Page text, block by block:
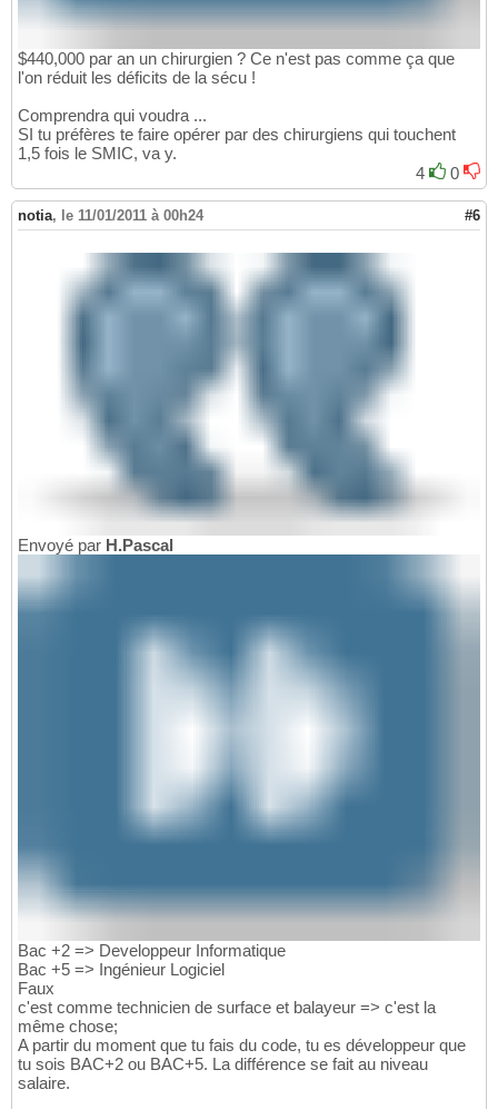
$440,000 par an un chirurgien ? Ce n'est pas comme ça que
l'on réduit les déficits de la sécu !
Comprendra qui voudra ...
SI tu préfères te faire opérer par des chirurgiens qui touchent
1,5 fois le SMIC, va y.
4
0
notia, le 11/01/2011 à 00h24 #6
Envoyé par H.Pascal
Bac +2 => Developpeur Informatique
Bac +5 => Ingénieur Logiciel
Faux
c'est comme technicien de surface et balayeur => c'est la
même chose;
A partir du moment que tu fais du code, tu es développeur que
tu sois BAC+2 ou BAC+5. La différence se fait au niveau
salaire.